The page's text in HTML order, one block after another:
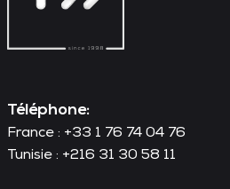
Téléphone:
France : +33 1 76 74 04 76
Tunisie : +216 31 30 58 11